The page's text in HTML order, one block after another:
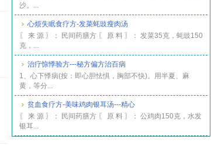
沙。...
心烦失眠食疗方-发菜蚝豉瘦肉汤
〖 来 源 〗： 民间药膳方 〖 原 料 〗： 发菜35克，蚝豉150
克，...
治疗惊悸验方---秘方偏方治百病
1、心下悸病(按：即心胆怯惧，胸部不快)。用半夏、麻
黄，等分...
贫血食疗方-美味鸡肉银耳汤---精心
〖 来 源 〗： 民间药膳方 〖 原 料 〗： 公鸡肉150克，水发
银耳...